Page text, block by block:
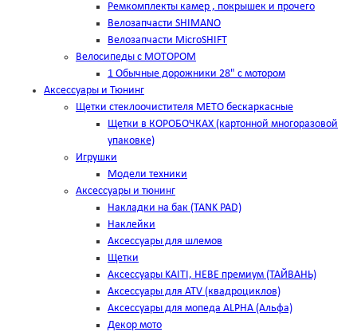
Ремкомплекты камер , покрышек и прочего
Велозапчасти SHIMANO
Велозапчасти MicroSHIFT
Велосипеды с МОТОРОМ
1 Обычные дорожники 28" с мотором
Аксессуары и Тюнинг
Щетки стеклоочистителя METO бескаркасные
Щетки в КОРОБОЧКАХ (картонной многоразовой
упаковке)
Игрушки
Модели техники
Аксессуары и тюнинг
Накладки на бак (TANK PAD)
Наклейки
Аксессуары для шлемов
Щетки
Аксессуары KAITI, HEBE премиум (ТАЙВАНЬ)
Аксессуары для ATV (квадроциклов)
Аксессуары для мопеда ALPHA (Альфа)
Декор мото